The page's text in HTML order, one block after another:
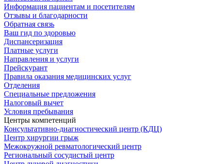
Информация пациентам и посетителям
Отзывы и благодарности
Обратная связь
Ваш гид по здоровью
Диспансеризация
Платные услуги
Направления и услуги
Прейскурант
Правила оказания медицинских услуг
Отделения
Специальные предложения
Налоговый вычет
Условия пребывания
Центры компетенций
Консультативно-диагностический центр (КДЦ)
Центр хирургии грыж
Межокружной ревматологический центр
Региональный сосудистый центр